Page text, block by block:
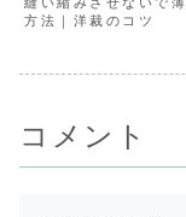
方法｜洋裁のコツ
コメント